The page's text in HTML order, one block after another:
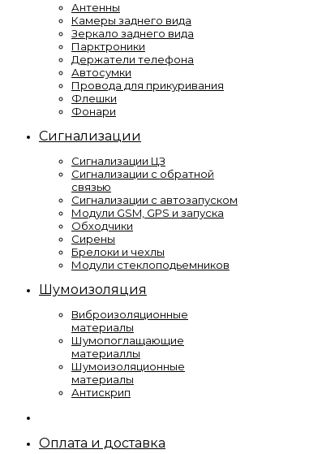
Антенны
Камеры заднего вида
Зеркало заднего вида
Парктроники
Держатели телефона
Автосумки
Провода для прикуривания
Флешки
Фонари
Сигнализации
Сигнализации ЦЗ
Сигнализации с обратной
связью
Сигнализации с автозапуском
Модули GSM, GPS и запуска
Обходчики
Сирены
Брелоки и чехлы
Модули стеклоподьемников
Шумоизоляция
Виброизоляционные
материалы
Шумопоглащающие
материаллы
Шумоизоляционные
материалы
Антискрип
Оплата и доставка